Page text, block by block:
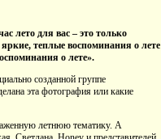
лето для вас – это только
теплые воспоминания о лете
о лете».
созданной группе
эта фотография или какие
летнюю тематику. А